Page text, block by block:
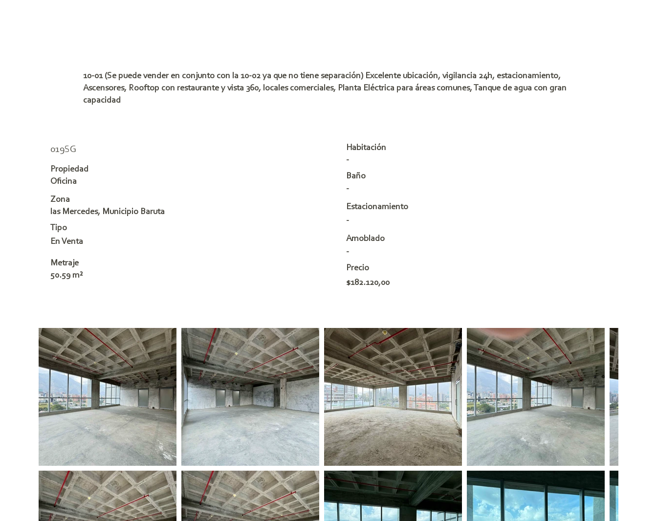
019SG
Propiedad
Oficina
Zona
las Mercedes, Municipio Baruta
Tipo
En Venta
Metraje
50.59 m²
Habitación
-
Baño
-
Estacionamiento
-
Amoblado
-
Precio
$182.120,00
10-01 (Se puede vender en conjunto con la 10-02 ya que no tiene separación) Excelente ubicación, vigilancia 24h, estacionamiento,
Ascensores, Rooftop con restaurante y vista 360, locales comerciales, Planta Eléctrica para áreas comunes, Tanque de agua con gran
capacidad